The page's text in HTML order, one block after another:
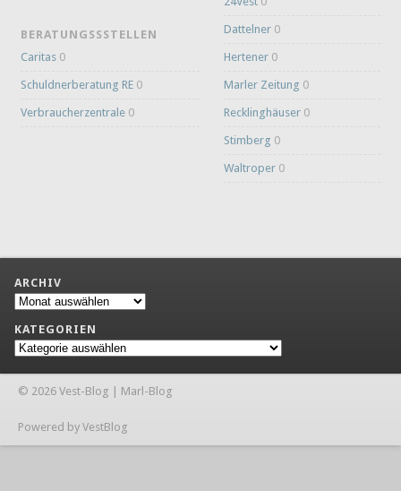
BERATUNGSSSTELLEN
Caritas 0
Schuldnerberatung RE 0
Verbraucherzentrale 0
Dattelner 0
Hertener 0
Marler Zeitung 0
Recklinghäuser 0
Stimberg 0
Waltroper 0
ARCHIV
Archiv
KATEGORIEN
Kategorien
© 2026 Vest-Blog | Marl-Blog
Powered by VestBlog